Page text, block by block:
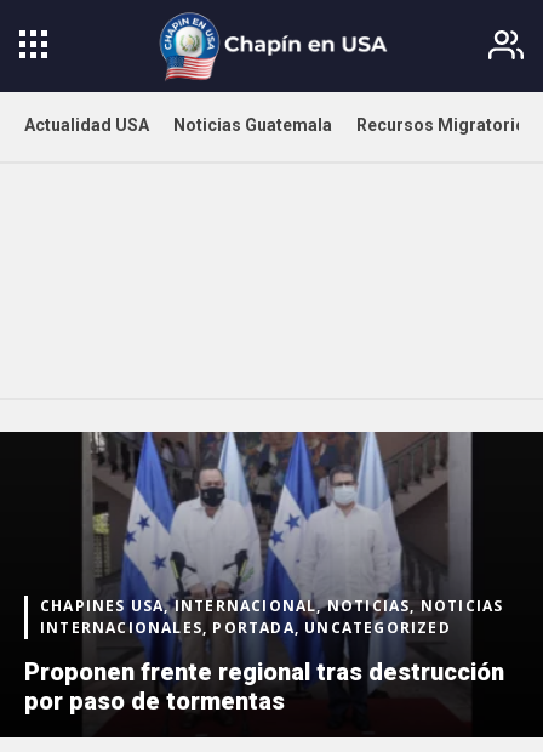
Actualidad USA Noticias Guatemala Recursos Migratorios
CHAPINES USA, INTERNACIONAL, NOTICIAS, NOTICIAS
INTERNACIONALES, PORTADA, UNCATEGORIZED
Proponen frente regional tras destrucción
por paso de tormentas